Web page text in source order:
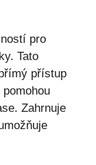
pro
Tato
přístup
Zahrnuje